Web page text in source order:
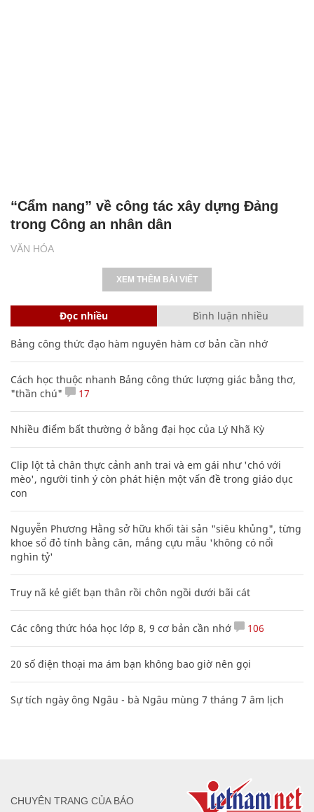
VĂN HÓA
“Cẩm nang” về công tác xây dựng Đảng
trong Công an nhân dân
XEM THÊM BÀI VIẾT
Đọc nhiều Bình luận nhiều
Bảng công thức đạo hàm nguyên hàm cơ bản cần nhớ
Cách học thuộc nhanh Bảng công thức lượng giác bằng thơ,
"thần chú"
17
Nhiều điểm bất thường ở bằng đại học của Lý Nhã Kỳ
Clip lột tả chân thực cảnh anh trai và em gái như 'chó với
mèo', người tinh ý còn phát hiện một vấn đề trong giáo dục
con
Nguyễn Phương Hằng sở hữu khối tài sản "siêu khủng", từng
khoe sổ đỏ tính bằng cân, mắng cựu mẫu 'không có nổi
nghìn tỷ'
Truy nã kẻ giết bạn thân rồi chôn ngồi dưới bãi cát
Các công thức hóa học lớp 8, 9 cơ bản cần nhớ 106
20 số điện thoại ma ám bạn không bao giờ nên gọi
Sự tích ngày ông Ngâu - bà Ngâu mùng 7 tháng 7 âm lịch
CHUYÊN TRANG CỦA BÁO